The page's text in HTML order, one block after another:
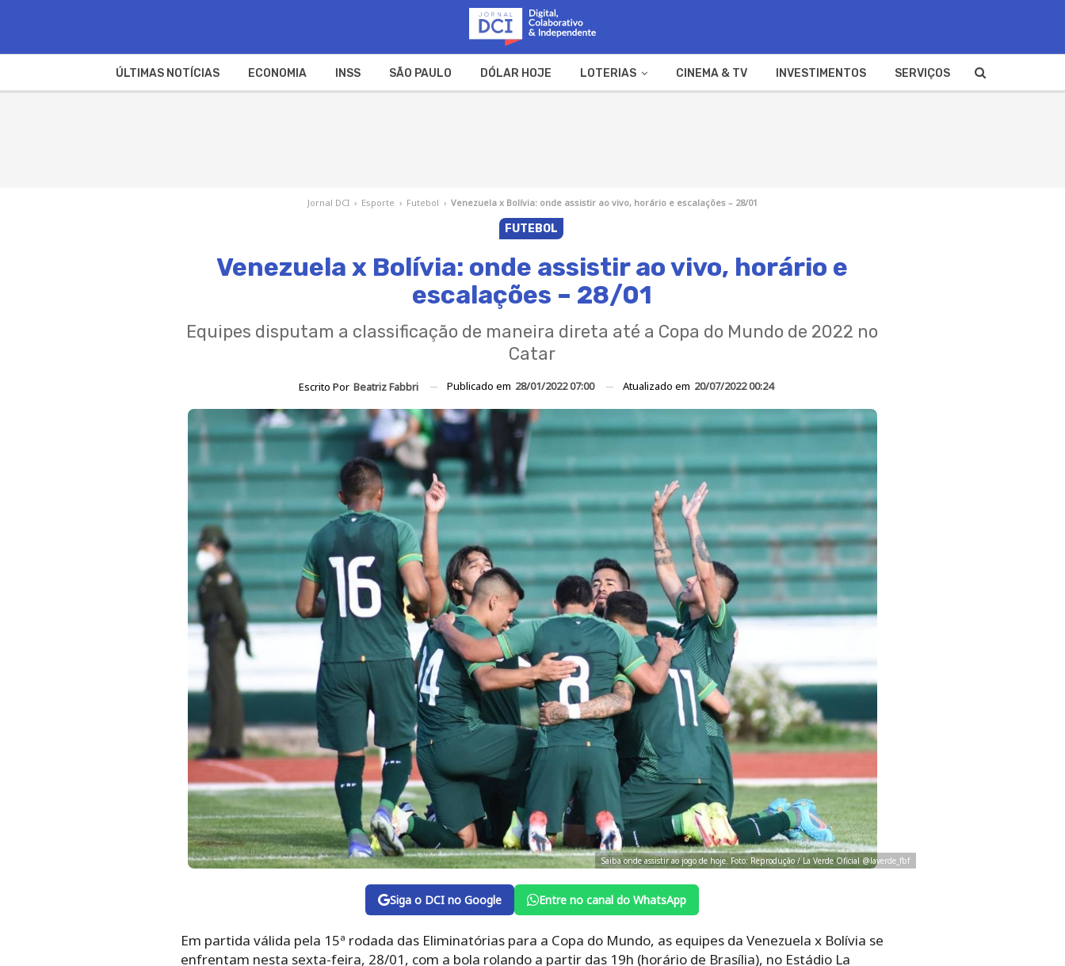
ÚLTIMAS NOTÍCIAS ECONOMIA INSS SÃO PAULO DÓLAR HOJE LOTERIAS CINEMA & TV INVESTIMENTOS SERVIÇOS
Jornal DCI › Esporte › Futebol › Venezuela x Bolívia: onde assistir ao vivo, horário e escalações – 28/01
FUTEBOL
Venezuela x Bolívia: onde assistir ao vivo, horário e
escalações – 28/01
Equipes disputam a classificação de maneira direta até a Copa do Mundo de 2022 no
Catar
Escrito Por Beatriz Fabbri Publicado em 28/01/2022 07:00 Atualizado em 20/07/2022 00:24
Saiba onde assistir ao jogo de hoje. Foto: Reprodução / La Verde Oficial @laverde_fbf
Siga o DCI no Google Entre no canal do WhatsApp
Em partida válida pela 15ª rodada das Eliminatórias para a Copa do Mundo, as equipes da Venezuela x Bolívia se
enfrentam nesta sexta-feira, 28/01, com a bola rolando a partir das 19h (horário de Brasília), no Estádio La